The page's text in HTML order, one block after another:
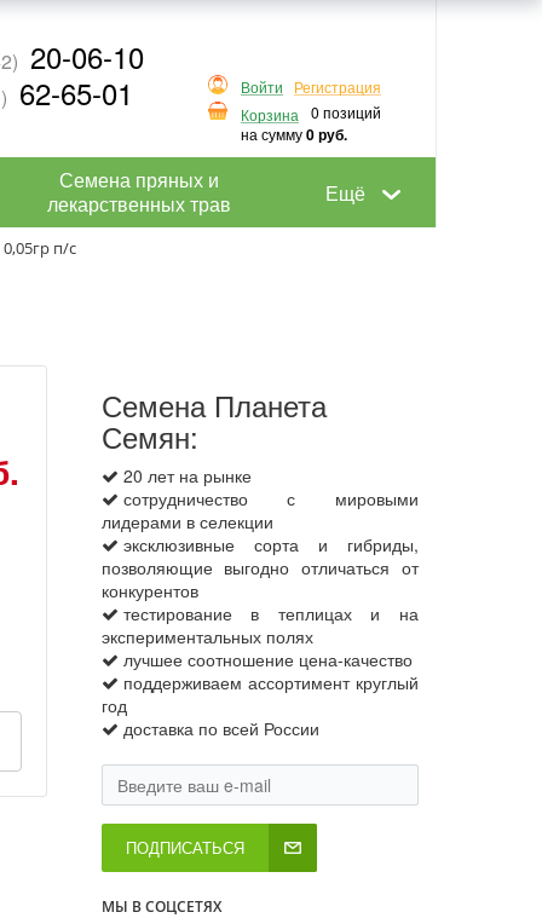
20-06-10
62-65-01 Войти
Регистрация
Корзина
0 позиций
на сумму0 руб.
Семена пряных и
лекарственных трав
Ещё
п/с
Семена Планета
Семян:
20 лет на рынке
сотрудничество с мировыми
лидерами в селекции
эксклюзивные сорта и гибриды,
позволяющие выгодно отличаться от
конкурентов
тестирование в теплицах и на
экспериментальных полях
лучшее соотношение цена-качество
поддерживаем ассортимент круглый
год
доставка по всей России
ПОДПИСАТЬСЯ
МЫ В СОЦСЕТЯХ